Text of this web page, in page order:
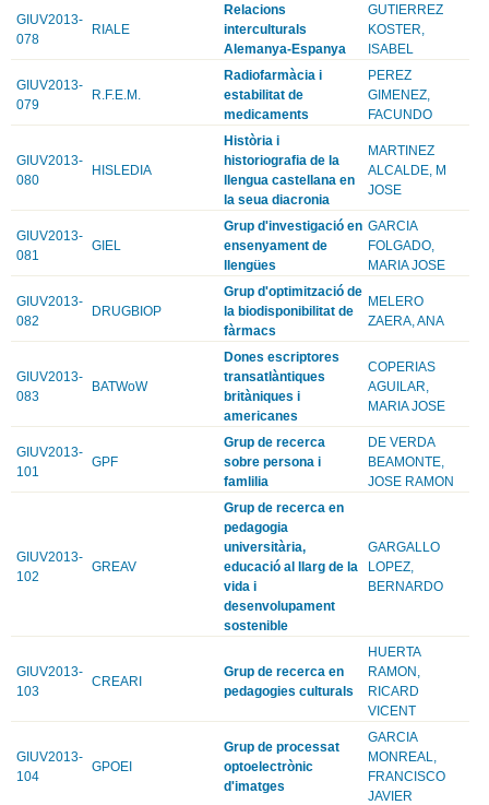
GIUV2013-
078
RIALE
Relacions
interculturals
Alemanya-Espanya
GUTIERREZ
KOSTER,
ISABEL
GIUV2013-
079
R.F.E.M.
Radiofarmàcia i
estabilitat de
medicaments
PEREZ
GIMENEZ,
FACUNDO
GIUV2013-
080
HISLEDIA
Història i
historiografia de la
llengua castellana en
la seua diacronia
MARTINEZ
ALCALDE, M
JOSE
GIUV2013-
081
GIEL
Grup d'investigació en
ensenyament de
llengües
GARCIA
FOLGADO,
MARIA JOSE
GIUV2013-
082
DRUGBIOP
Grup d'optimització de
la biodisponibilitat de
fàrmacs
MELERO
ZAERA, ANA
GIUV2013-
083
BATWoW
Dones escriptores
transatlàntiques
britàniques i
americanes
COPERIAS
AGUILAR,
MARIA JOSE
GIUV2013-
101
GPF
Grup de recerca
sobre persona i
famlilia
DE VERDA
BEAMONTE,
JOSE RAMON
GIUV2013-
102
GREAV
Grup de recerca en
pedagogia
universitària,
educació al llarg de la
vida i
desenvolupament
sostenible
GARGALLO
LOPEZ,
BERNARDO
GIUV2013-
103
CREARI
Grup de recerca en
pedagogies culturals
HUERTA
RAMON,
RICARD
VICENT
GIUV2013-
104
GPOEI
Grup de processat
optoelectrònic
d'imatges
GARCIA
MONREAL,
FRANCISCO
JAVIER